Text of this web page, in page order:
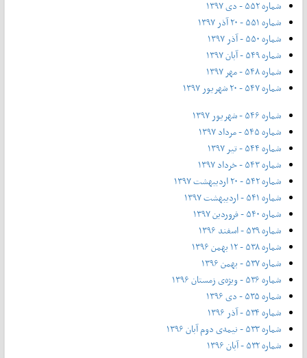
شماره ۵۵۲ - دی ۱۳۹۷
شماره ۵۵۱ - ۲۰ آذر ۱۳۹۷
شماره ۵۵۰ - آذر ۱۳۹۷
شماره ۵۴۹ - آبان ۱۳۹۷
شماره ۵۴۸ - مهر ۱۳۹۷
شماره ۵۴۷ - ۲۰ شهریور ۱۳۹۷
شماره ۵۴۶ - شهریور ۱۳۹۷
شماره ۵۴۵ - مرداد ۱۳۹۷
شماره ۵۴۴ - تیر ۱۳۹۷
شماره ۵۴۳ - خرداد ۱۳۹۷
شماره ۵۴۲ - ۲۰ اردیبهشت ۱۳۹۷
شماره ۵۴۱ - اردیبهشت ۱۳۹۷
شماره ۵۴۰ - فروردین ۱۳۹۷
شماره ۵۳۹ - اسفند ۱۳۹۶
شماره ۵۳۸ - ۱۲ بهمن ۱۳۹۶
شماره ۵۳۷ - بهمن ۱۳۹۶
شماره ۵۳۶ - ویژه‌ی زمستان ۱۳۹۶
شماره ۵۳۵ - دی ۱۳۹۶
شماره ۵۳۴ - آذر ۱۳۹۶
شماره ۵۳۳ - نیمه‌ی دوم آبان ۱۳۹۶
شماره ۵۳۲ - آبان ۱۳۹۶